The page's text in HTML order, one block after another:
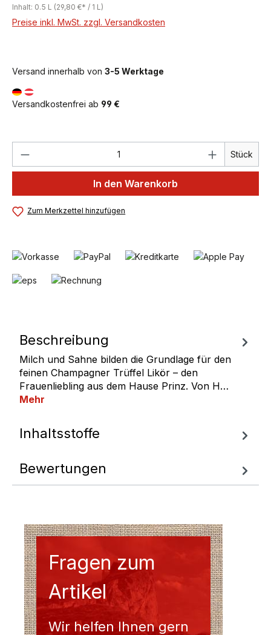
Inhalt: 0.5 L (29,80 €* / 1 L)
Preise inkl. MwSt. zzgl. Versandkosten
Versand innerhalb von 3-5 Werktage
Versandkostenfrei ab 99 €
Produkt Anzahl: Gib den Stück
In den Warenkorb
Zum Merkzettel hinzufügen
Beschreibung
Milch und Sahne bilden die Grundlage für den
feinen Champagner Trüffel Likör – den
Frauenliebling aus dem Hause Prinz. Von H…
Mehr
Inhaltsstoffe
Bewertungen
Fragen zum
Artikel
Wir helfen Ihnen gern